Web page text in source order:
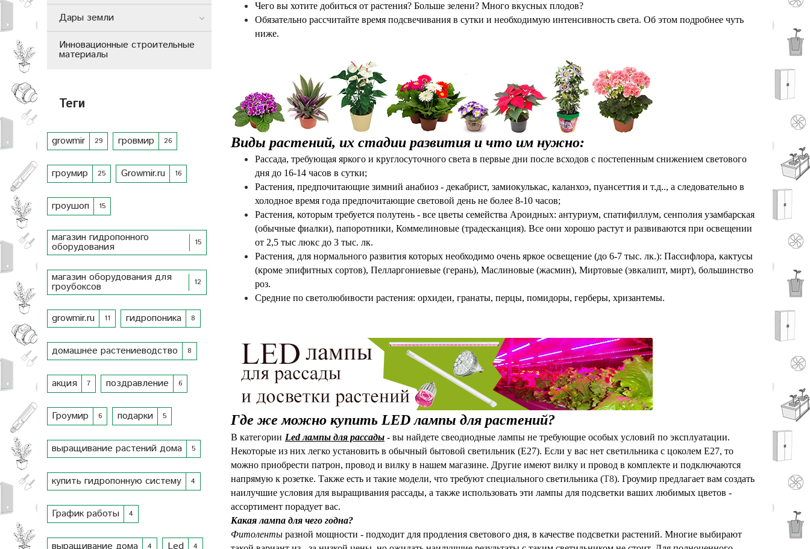
Чего вы хотите добиться от растения? Больше зелени? Много вкусных плодов?
Обязательно рассчитайте время подсвечивания в сутки и необходимую интенсивность света. Об этом подробнее чуть
ниже.
Виды растений, их стадии развития и что им нужно:
Рассада, требующая яркого и круглосуточного света в первые дни после всходов с постепенным снижением светового
дня до 16-14 часов в сутки;
Растения, предпочитающие зимний анабиоз - декабрист, замиокулькас, каланхоэ, пуансеттия и т.д.., а следовательно в
холодное время года предпочитающие световой день не более 8-10 часов;
Растения, которым требуется полутень - все цветы семейства Ароидных: антуриум, спатифиллум, сенполия узамбарская
(обычные фиалки), папоротники, Коммелиновые (традесканция). Все они хорошо растут и развиваются при освещении
от 2,5 тыс люкс до 3 тыс. лк.
Растения, для нормального развития которых необходимо очень яркое освещение (до 6-7 тыс. лк.): Пассифлора, кактусы
(кроме эпифитных сортов), Пелларгониевые (герань), Маслиновые (жасмин), Миртовые (эвкалипт, мирт), большинство
роз.
Средние по светолюбивости растения: орхидеи, гранаты, перцы, помидоры, герберы, хризантемы.
Где же можно купить LED лампы для растений?
В категории Led лампы для рассады - вы найдете свеодиодные лампы не требующие особых условий по эксплуатации.
Некоторые из них легко установить в обычный бытовой светильник (Е27). Если у вас нет светильника с цоколем Е27, то
можно приобрести патрон, провод и вилку в нашем магазине. Другие имеют вилку и провод в комплекте и подключаются
напрямую к розетке. Также есть и такие модели, что требуют специального светильника (T8). Гроумир предлагает вам создать
наилучшие условия для выращивания рассады, а также использовать эти лампы для подсветки ваших любимых цветов -
ассортимент порадует вас.
Какая лампа для чего годна?
Фитоленты разной мощности - подходит для продления светового дня, в качестве подсветки растений. Многие выбирают
Дары земли
Инновационные строительные
материалы
Теги
growmir 29 гровмир 26
гроумир 25 Growmir.ru 16
гроушоп 15
магазин гидропонного
оборудования 15
магазин оборудования для
гроубоксов 12
growmir.ru 11 гидропоника 8
домашнее растениеводство 8
акция 7 поздравление 6
Гроумир 6 подарки 5
выращивание растений дома 5
купить гидропонную систему 4
График работы 4
выращивание дома 4 Led 4